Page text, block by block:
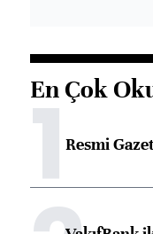
En Çok
1Resmi